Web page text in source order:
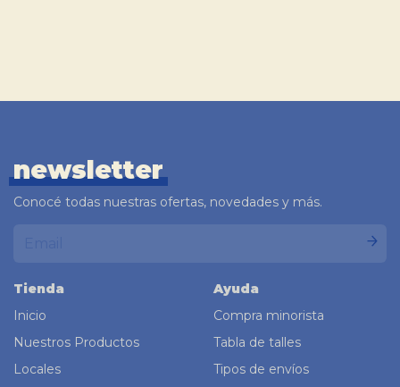
newsletter
Conocé todas nuestras ofertas, novedades y más.
Tienda
Inicio
Nuestros Productos
Locales
Ayuda
Compra minorista
Tabla de talles
Tipos de envíos